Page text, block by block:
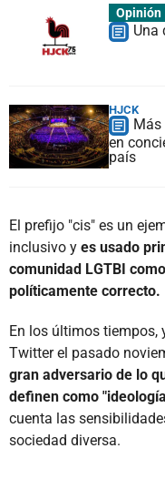
Opinión
Una
HJCK
Más
en
país
El prefijo "cis" es un
inclusivo y es usado
comunidad LGTBI
políticamente correcto.
En los últimos tiempos,
Twitter el pasado
gran adversario de lo
definen como
cuenta las
sociedad diversa.